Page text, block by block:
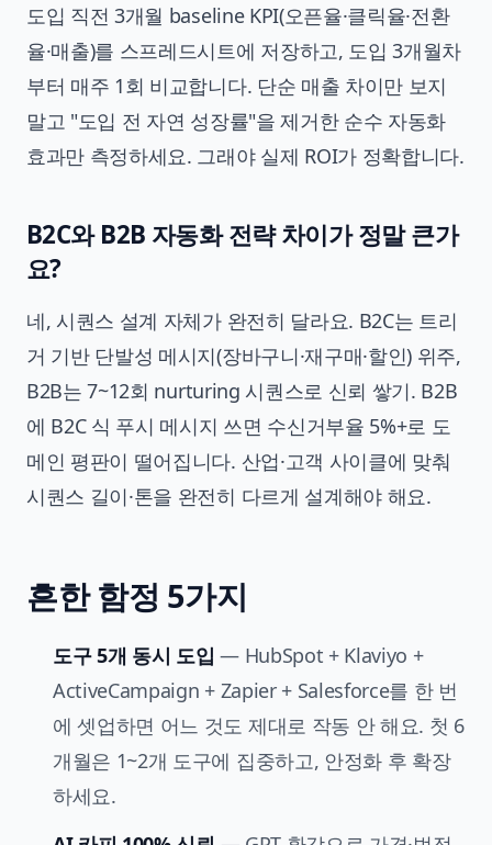
도입 직전 3개월 baseline KPI(오픈율·클릭율·전환
율·매출)를 스프레드시트에 저장하고, 도입 3개월차
부터 매주 1회 비교합니다. 단순 매출 차이만 보지
말고 "도입 전 자연 성장률"을 제거한 순수 자동화
효과만 측정하세요. 그래야 실제 ROI가 정확합니다.
B2C와 B2B 자동화 전략 차이가 정말 큰가
요?
네, 시퀀스 설계 자체가 완전히 달라요. B2C는 트리
거 기반 단발성 메시지(장바구니·재구매·할인) 위주,
B2B는 7~12회 nurturing 시퀀스로 신뢰 쌓기. B2B
에 B2C 식 푸시 메시지 쓰면 수신거부율 5%+로 도
메인 평판이 떨어집니다. 산업·고객 사이클에 맞춰
시퀀스 길이·톤을 완전히 다르게 설계해야 해요.
흔한 함정 5가지
도구 5개 동시 도입 — HubSpot + Klaviyo +
ActiveCampaign + Zapier + Salesforce를 한 번
에 셋업하면 어느 것도 제대로 작동 안 해요. 첫 6
개월은 1~2개 도구에 집중하고, 안정화 후 확장
하세요.